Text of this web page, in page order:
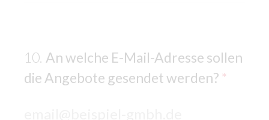
An welche E-Mail-Adresse sollen
die Angebote gesendet werden? *